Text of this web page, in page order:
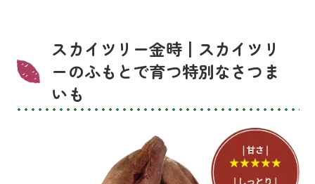
スカイツリー金時丨スカイツリ
ーのふもとで育つ特別なさつま
いも